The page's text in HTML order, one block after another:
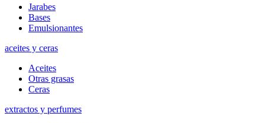
Jarabes
Bases
Emulsionantes
aceites y ceras
Aceites
Otras grasas
Ceras
extractos y perfumes